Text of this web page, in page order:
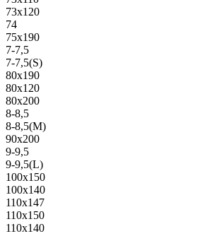
73х120
74
75х190
7-7,5
7-7,5(S)
80х190
80х120
80х200
8-8,5
8-8,5(M)
90х200
9-9,5
9-9,5(L)
100х150
100х140
110х147
110х150
110х140